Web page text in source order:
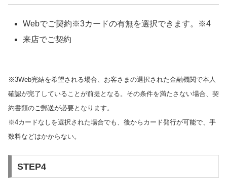
Webでご契約※3カードの有無を選択できます。※4
来店でご契約
※3Web完結を希望される場合、お客さまの選択された金融機関で本人
確認が完了していることが前提となる。その条件を満たさない場合、契
約書類のご郵送が必要となります。
※4カードなしを選択された場合でも、後からカード発行が可能で、手
数料などはかからない。
STEP4